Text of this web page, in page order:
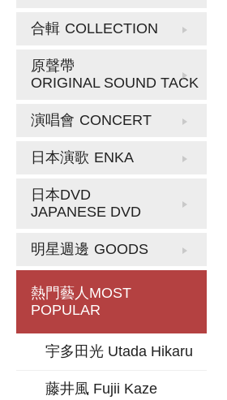
合輯 COLLECTION
原聲帶
ORIGINAL SOUND TACK
演唱會 CONCERT
日本演歌 ENKA
日本DVD
JAPANESE DVD
明星週邊 GOODS
熱門藝人 MOST
POPULAR
宇多田光 Utada Hikaru
藤井風 Fujii Kaze